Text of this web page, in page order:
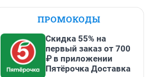
ПРОМОКОДЫ
Скидка 55% на
первый заказ от 700
₽ в приложении
Пятёрочка Доставка